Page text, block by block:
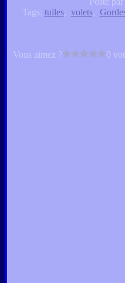
Tags: tuiles, volets,
Vous aimez ? 0